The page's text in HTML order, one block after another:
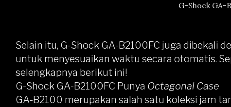
G-Shock GA-
Selain itu, G-Shock GA-B2100FC juga dibekali
untuk menyesuaikan waktu secara otomatis.
selengkapnya berikut ini!
G-Shock GA-B2100FC Punya Octagonal Case
GA-B2100 merupakan salah satu koleksi jam